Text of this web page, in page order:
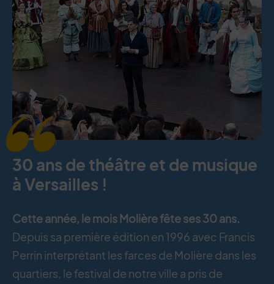
30 ans de théâtre et de musique
à Versailles !
Cette année, le mois Molière fête ses 30 ans.
Depuis sa première édition en 1996 avec Francis
Perrin interprétant les farces de Molière dans les
quartiers, le festival de notre ville a pris de